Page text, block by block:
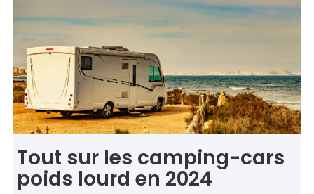
Tout sur les camping-cars
poids lourd en 2024